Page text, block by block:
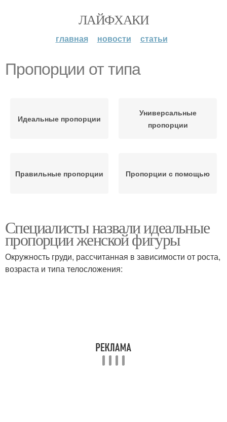
ЛАЙФХАКИ
главная новости статьи
Пропорции от типа
Идеальные пропорции
Универсальные
пропорции
Правильные пропорции Пропорции с помощью
Специалисты назвали идеальные
пропорции женской фигуры
Окружность груди, рассчитанная в зависимости от роста,
возраста и типа телосложения: